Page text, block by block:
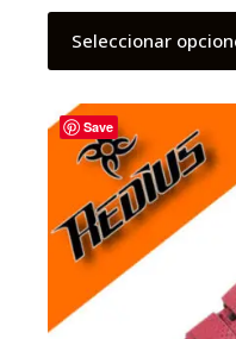
Seleccionar
Este
producto
tiene
variantes.
Las
opciones
elegir
en
producto
Save